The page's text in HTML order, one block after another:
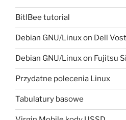
BitlBee tutorial
Debian GNU/Linux on Dell
Debian GNU/Linux on Fujitsu
Przydatne polecenia Linux
Tabulatury basowe